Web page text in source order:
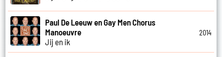
Paul De Leeuw en Gay Men Chorus
Manoeuvre
Jij en ik
2014